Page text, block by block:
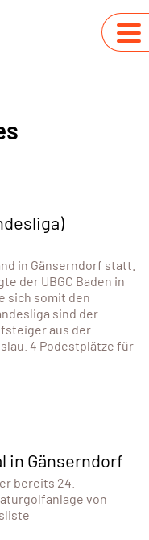
in Gänserndorf statt.
der UBGC Baden in
sich somit den
sind der
aus der
4 Podestplätze für
in Gänserndorf
bereits 24.
von